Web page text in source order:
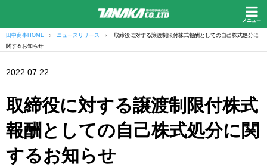
メニュー
田中商事HOME ニュースリリース
取締役に対する譲渡制限付株式報酬としての自己株式処分に
関するお知らせ
2022.07.22
取締役に対する譲渡制限付株式
報酬としての自己株式処分に関
するお知らせ